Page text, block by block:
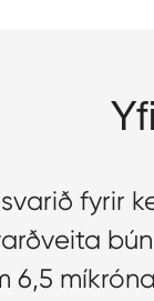
svarið
6,5